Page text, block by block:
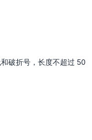
破折号，长度不超过 50